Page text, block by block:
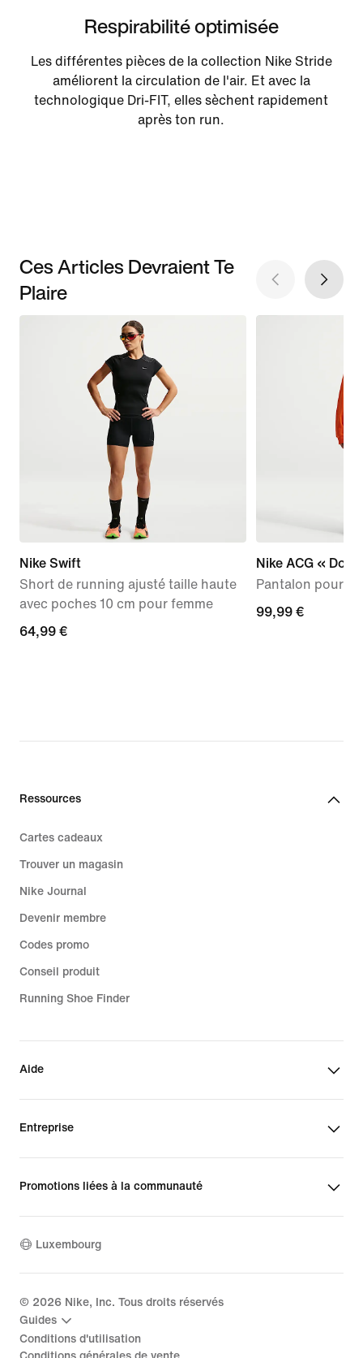
Respirabilité optimisée
Les différentes pièces de la collection Nike Stride
améliorent la circulation de l'air. Et avec la
technologique Dri-FIT, elles sèchent rapidement
après ton run.
Ces Articles Devraient Te
Plaire
Nike Swift
Short de running ajusté taille haute
avec poches 10 cm pour femme
64,99 €
64,99 €
Nike ACG «
Pantalon pour
99,99 €
99,99 €
Ressources
Cartes cadeaux
Trouver un magasin
Nike Journal
Devenir membre
Codes promo
Conseil produit
Running Shoe Finder
Aide
Entreprise
Promotions liées à la communauté
Luxembourg
© 2026 Nike, Inc. Tous droits réservés
Guides
Conditions d'utilisation